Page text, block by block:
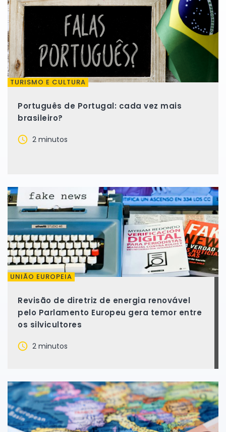
TURISMO E CULTURA
Português de Portugal: cada vez mais
brasileiro?
2 minutos
UNIÃO EUROPEIA
Revisão de diretriz de energia renovável
pelo Parlamento Europeu gera temor entre
os silvicultores
2 minutos